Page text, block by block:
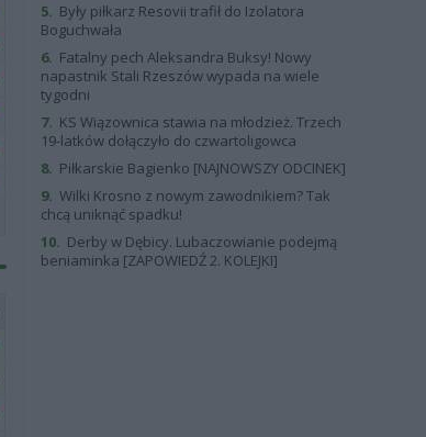
5. Były piłkarz Resovii trafił do Izolatora
Boguchwała
6. Fatalny pech Aleksandra Buksy! Nowy
napastnik Stali Rzeszów wypada na wiele
tygodni
7. KS Wiązownica stawia na młodzież. Trzech
19-latków dołączyło do czwartoligowca
8. Piłkarskie Bagienko [NAJNOWSZY ODCINEK]
9. Wilki Krosno z nowym zawodnikiem? Tak
chcą uniknąć spadku!
10. Derby w Dębicy. Lubaczowianie podejmą
beniaminka [ZAPOWIEDŹ 2. KOLEJKI]